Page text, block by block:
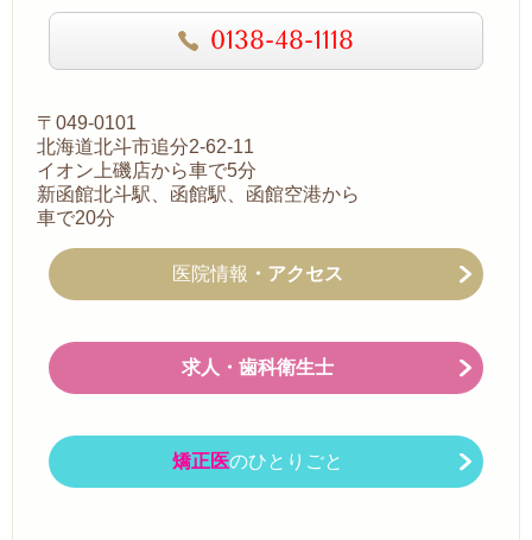
0138-48-1118
〒049-0101
北海道北斗市追分2-62-11
イオン上磯店から車で5分
新函館北斗駅、函館駅、函館空港から
車で20分
医院情報 ・アクセス
求人・ 歯科衛生士
矯正医のひとりごと